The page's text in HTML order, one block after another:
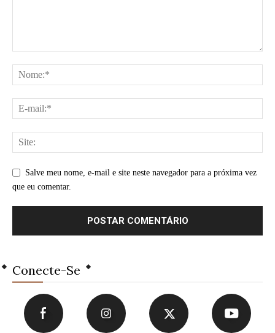
Salve meu nome, e-mail e site neste navegador para a próxima vez
que eu comentar.
Conecte-Se